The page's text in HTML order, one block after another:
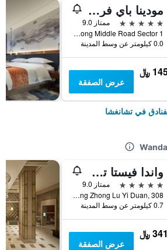
مودينا باي فريزر تشانجشا
5 نجوم
ممتاز 9.0
No. 416 Furong Middle Road Sector 1, تشانغشا, الصين
0.0 كيلومتر عن وسط المدينة
﷼
عرض الصفقة
في تشانغشا
واندا فيستا تشانجشا
5 نجوم
ممتاز 9.0
Xiangjiang Zhong Lu Yi Duan, 308, تشانغشا, الصين
0.7 كيلومتر عن وسط المدينة
341 ﷼
عرض الصفقة